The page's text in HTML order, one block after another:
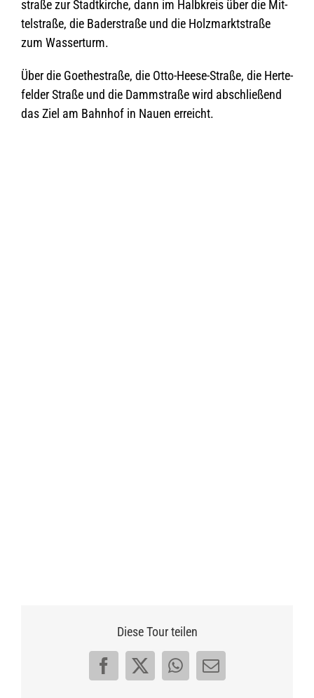
straße zur Stadt­kir­che, dann im Halb­kreis über die Mit­
tel­straße, die Bader­straße und die Holz­markt­straße
zum Wasserturm.
Über die Goe­the­straße, die Otto-Heese-Straße, die Her­te­
fel­der Straße und die Damm­straße wird abschlie­ßend
das Ziel am Bahn­hof in Nauen erreicht.
Diese Tour teilen
Facebook
X WhatsApp
E-